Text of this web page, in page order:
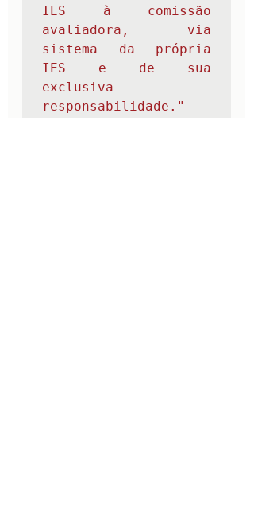
IES à comissão
avaliadora, via
sistema da própria
IES e de sua
exclusiva
responsabilidade."